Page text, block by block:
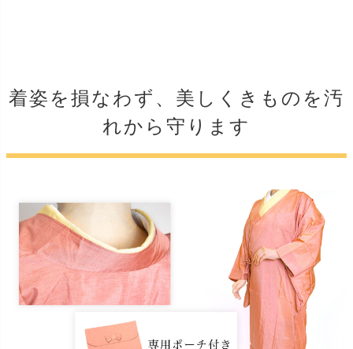
着姿を損なわず、美しくきものを汚
れから守ります